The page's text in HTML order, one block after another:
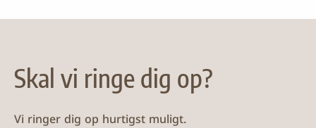
Skal vi ringe dig op?
Vi ringer dig op hurtigst muligt.